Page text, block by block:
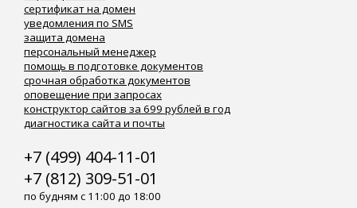
сертификат на домен
уведомления по SMS
защита домена
персональный менеджер
помощь в подготовке документов
срочная обработка документов
оповещение при запросах
конструктор сайтов за 699 рублей в год
диагностика сайта и почты
+7 (499) 404-11-01
+7 (812) 309-51-01
по будням с 11:00 до 18:00